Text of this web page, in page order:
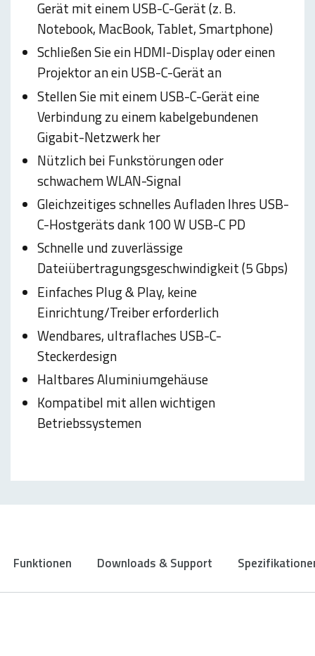
Gerät mit einem USB-C-Gerät (z. B.
Notebook, MacBook, Tablet, Smartphone)
Schließen Sie ein HDMI-Display oder einen
Projektor an ein USB-C-Gerät an
Stellen Sie mit einem USB-C-Gerät eine
Verbindung zu einem kabelgebundenen
Gigabit-Netzwerk her
Nützlich bei Funkstörungen oder
schwachem WLAN-Signal
Gleichzeitiges schnelles Aufladen Ihres USB-
C-Hostgeräts dank 100 W USB-C PD
Schnelle und zuverlässige
Dateiübertragungsgeschwindigkeit (5 Gbps)
Einfaches Plug & Play, keine
Einrichtung/Treiber erforderlich
Wendbares, ultraflaches USB-C-
Steckerdesign
Haltbares Aluminiumgehäuse
Kompatibel mit allen wichtigen
Betriebssystemen
Funktionen Downloads & Support